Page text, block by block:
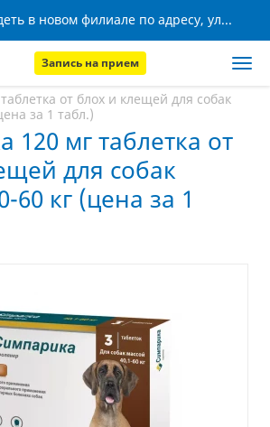
Будем рады вас видеть в новом филиале по адресу, ул. Кижеватова, 8!
Запись на прием
от блох и клещей для собак
за 1 табл.)
120 мг таблетка от
для собак
60 кг (цена за 1